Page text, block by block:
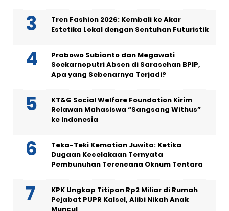
Tren Fashion 2026: Kembali ke Akar
Estetika Lokal dengan Sentuhan Futuristik
Prabowo Subianto dan Megawati
Soekarnoputri Absen di Sarasehan BPIP,
Apa yang Sebenarnya Terjadi?
KT&G Social Welfare Foundation Kirim
Relawan Mahasiswa “Sangsang Withus”
ke Indonesia
Teka-Teki Kematian Juwita: Ketika
Dugaan Kecelakaan Ternyata
Pembunuhan Terencana Oknum Tentara
KPK Ungkap Titipan Rp2 Miliar di Rumah
Pejabat PUPR Kalsel, Alibi Nikah Anak